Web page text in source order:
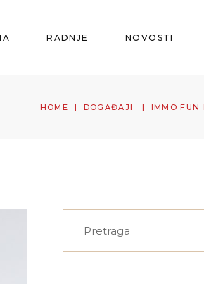
RADNJE NOVOSTI
HOME | DOGAĐAJI | IMMO FUN